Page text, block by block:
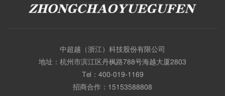
中超越（浙江）科技股份有限公司
地址：杭州市滨江区丹枫路788号海越大厦2803
Tel： 400-019-1169
招商合作： 15153588808